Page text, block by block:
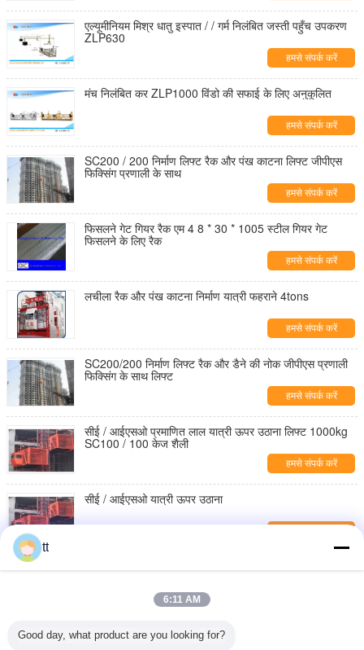
एल्यूमीनियम मिश्र धातु इस्पात / / गर्म निलंबित जस्ती पहुँच उपकरण
ZLP630
हमसे संपर्क करें
मंच निलंबित कर ZLP1000 विंडो की सफाई के लिए अनुकूलित
हमसे संपर्क करें
SC200 / 200 निर्माण लिफ्ट रैक और पंख काटना लिफ्ट जीपीएस
फिक्सिंग प्रणाली के साथ
हमसे संपर्क करें
फिसलने गेट गियर रैक एम 4 8 * 30 * 1005 स्टील गियर गेट
फिसलने के लिए रैक
हमसे संपर्क करें
लचीला रैक और पंख काटना निर्माण यात्री फहराने 4tons
हमसे संपर्क करें
SC200/200 निर्माण लिफ्ट रैक और डैने की नोक जीपीएस प्रणाली
फिक्सिंग के साथ लिफ्ट
हमसे संपर्क करें
सीई / आईएसओ प्रमाणित लाल यात्री ऊपर उठाना लिफ्ट 1000kg
SC100 / 100 केज शैली
हमसे संपर्क करें
सीई / आईएसओ यात्री ऊपर उठाना
आईएसओ / सीई / GOST स्वीकृत SC200 / 200, SC150 /
380V / 50 हर्ट्ज यात्री ऊपर उठाना
tt
6:11 AM
Good day, what product are you looking for?